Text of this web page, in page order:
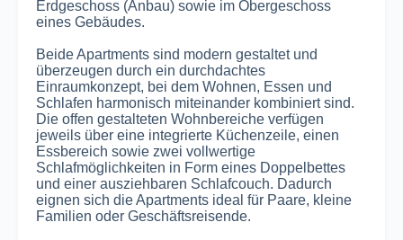
Erdgeschoss (Anbau) sowie im Obergeschoss
eines Gebäudes.
Beide Apartments sind modern gestaltet und
überzeugen durch ein durchdachtes
Einraumkonzept, bei dem Wohnen, Essen und
Schlafen harmonisch miteinander kombiniert sind.
Die offen gestalteten Wohnbereiche verfügen
jeweils über eine integrierte Küchenzeile, einen
Essbereich sowie zwei vollwertige
Schlafmöglichkeiten in Form eines Doppelbettes
und einer ausziehbaren Schlafcouch. Dadurch
eignen sich die Apartments ideal für Paare, kleine
Familien oder Geschäftsreisende.